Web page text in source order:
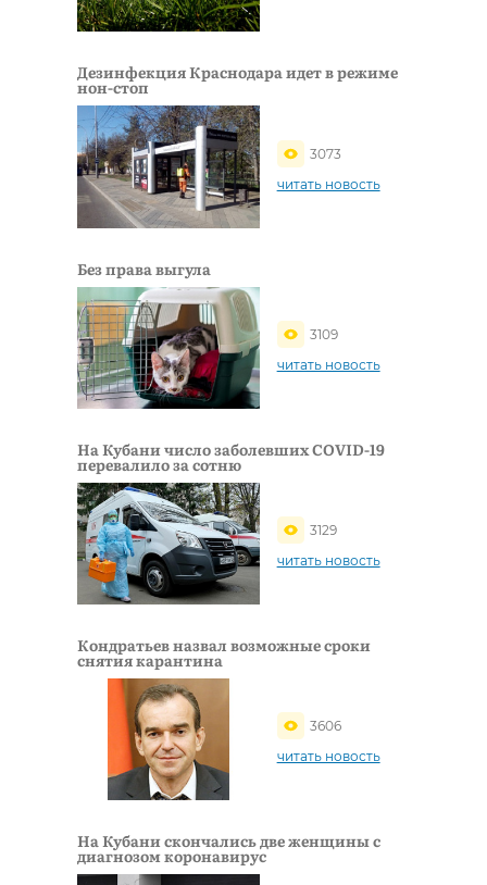
Дезинфекция Краснодара идет в режиме
нон-стоп
3073
читать новость
Без права выгула
3109
читать новость
На Кубани число заболевших COVID-19
перевалило за сотню
3129
читать новость
Кондратьев назвал возможные сроки
снятия карантина
3606
читать новость
На Кубани скончались две женщины с
диагнозом коронавирус